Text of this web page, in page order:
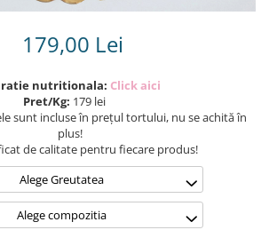
179,00 Lei
nutritionala: Click aici
Pret/Kg: 179 lei
sunt incluse în prețul tortului, nu se achită în
plus!
de calitate pentru fiecare produs!
Alege Greutatea
Alege compozitia